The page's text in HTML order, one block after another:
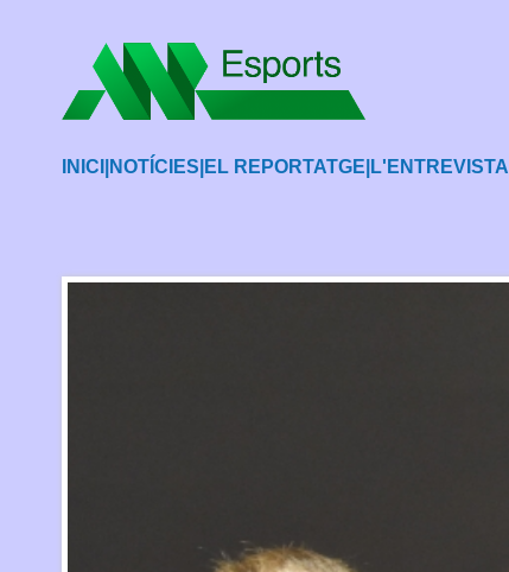
INICI NOTÍCIES EL REPORTATGE L'ENTREVISTA